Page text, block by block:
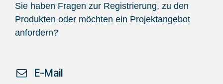
Sie haben Fragen zur Registrierung, zu den
Produkten oder möchten ein Projektangebot
anfordern?
​ E-Mail